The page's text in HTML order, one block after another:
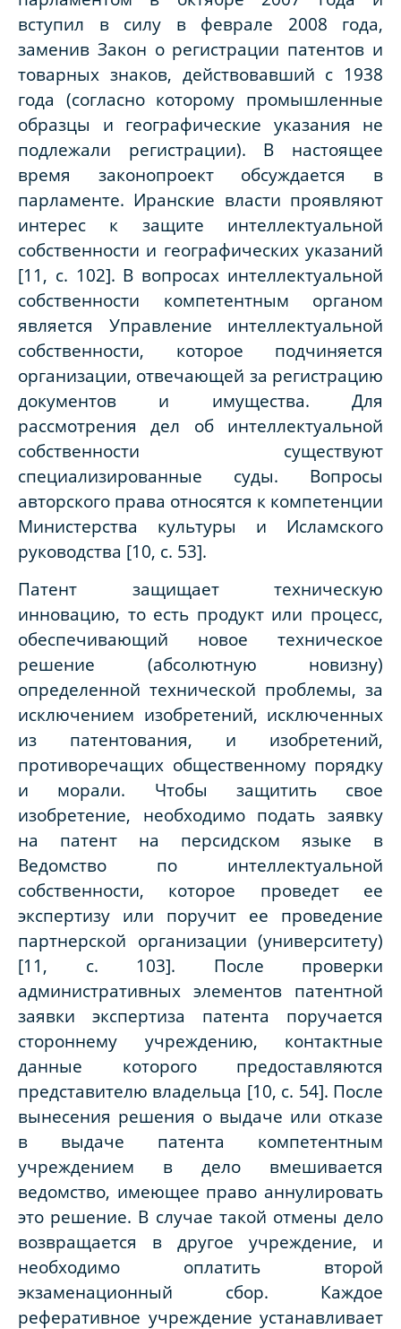
вступил в силу в феврале 2008 года,
заменив Закон о регистрации патентов и
товарных знаков, действовавший с 1938
года (согласно которому промышленные
образцы и географические указания не
подлежали регистрации). В настоящее
время законопроект обсуждается в
парламенте. Иранские власти проявляют
интерес к защите интеллектуальной
собственности и географических указаний
[11, с. 102]. В вопросах интеллектуальной
собственности компетентным органом
является Управление интеллектуальной
собственности, которое подчиняется
организации, отвечающей за регистрацию
документов и имущества. Для
рассмотрения дел об интеллектуальной
собственности существуют
специализированные суды. Вопросы
авторского права относятся к компетенции
Министерства культуры и Исламского
руководства [10, с. 53].
Патент защищает техническую
инновацию, то есть продукт или процесс,
обеспечивающий новое техническое
решение (абсолютную новизну)
определенной технической проблемы, за
исключением изобретений, исключенных
из патентования, и изобретений,
противоречащих общественному порядку
и морали. Чтобы защитить свое
изобретение, необходимо подать заявку
на патент на персидском языке в
Ведомство по интеллектуальной
собственности, которое проведет ее
экспертизу или поручит ее проведение
партнерской организации (университету)
[11, с. 103]. После проверки
административных элементов патентной
заявки экспертиза патента поручается
стороннему учреждению, контактные
данные которого предоставляются
представителю владельца [10, с. 54]. После
вынесения решения о выдаче или отказе
в выдаче патента компетентным
учреждением в дело вмешивается
ведомство, имеющее право аннулировать
это решение. В случае такой отмены дело
возвращается в другое учреждение, и
необходимо оплатить второй
экзаменационный сбор. Каждое
реферативное учреждение устанавливает